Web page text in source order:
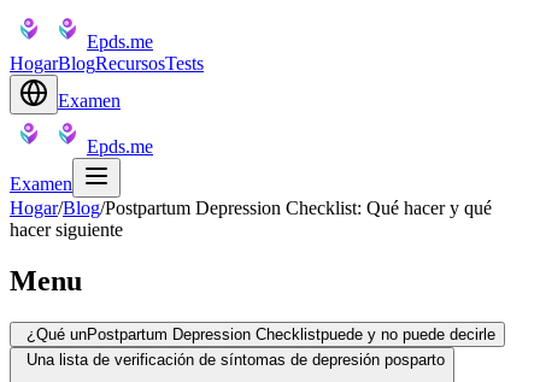
Epds.me
HogarBlogRecursosTests
Examen
Epds.me
Examen
Hogar/Blog/Postpartum Depression Checklist: Qué hacer y qué
hacer siguiente
Menu
¿Qué unPostpartum Depression Checklistpuede y no puede decirle
Una lista de verificación de síntomas de depresión posparto